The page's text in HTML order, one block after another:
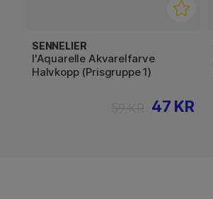
SENNELIER
l'Aquarelle Akvarelfarve
Halvkopp (Prisgruppe 1)
47 KR